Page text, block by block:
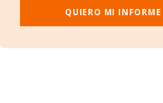
QUIERO MI